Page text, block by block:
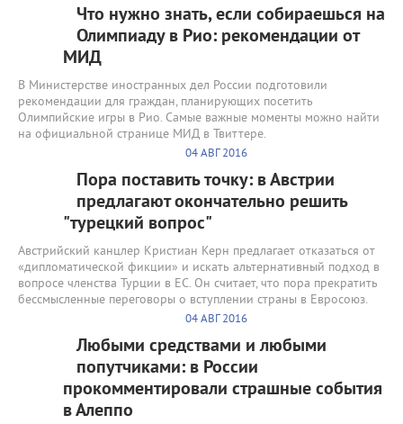
Что нужно знать, если собираешься на
Олимпиаду в Рио: рекомендации от
МИД
В Министерстве иностранных дел России подготовили
рекомендации для граждан, планирующих посетить
Олимпийские игры в Рио. Самые важные моменты можно найти
на официальной странице МИД в Твиттере.
04 АВГ 2016
Пора поставить точку: в Австрии
предлагают окончательно решить
"турецкий вопрос"
Австрийский канцлер Кристиан Керн предлагает отказаться от
«дипломатической фикции» и искать альтернативный подход в
вопросе членства Турции в ЕС. Он считает, что пора прекратить
бессмысленные переговоры о вступлении страны в Евросоюз.
04 АВГ 2016
Любыми средствами и любыми
попутчиками: в России
прокомментировали страшные события
в Алеппо